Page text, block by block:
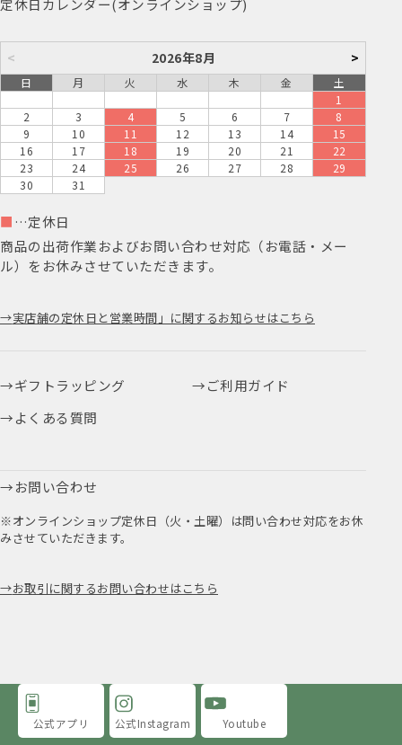
定休日カレンダー(オンラインショップ)
< 2026年8月 >
日 月 火 水 木 金
土
1
2
3 4 5 6 7
8
9
10 11 12 13 14
15
16
17 18 19 20 21
22
23
24 25 26 27 28
29
30
31
■ …定休日
商品の出荷作業およびお問い合わせ対応（お電話・メー
ル）をお休みさせていただきます。
実店舗の定休日と営業時間」に関するお知らせはこちら
ギフトラッピング
ご利用ガイド
よくある質問
お問い合わせ
※オンラインショップ定休日（火・土曜）は問い合わせ対応をお休
みさせていただきます。
お取引に関するお問い合わせはこちら
公式アプリ 公式Instagram Youtube